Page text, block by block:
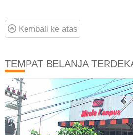
Kembali ke atas
TEMPAT BELANJA